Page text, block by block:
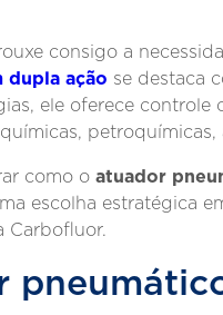
consigo a
dupla ação se destaca
ele oferece
petroquímicas,
como oatuador
escolha estratégica
Carbofluor.